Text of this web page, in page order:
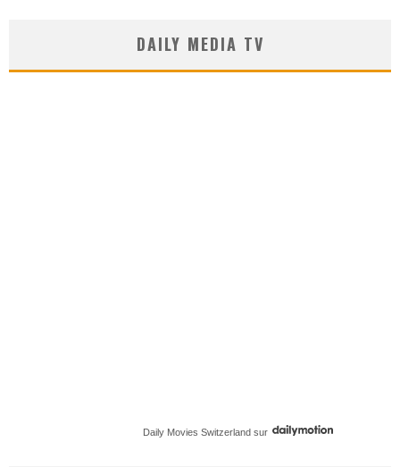
DAILY MEDIA TV
Daily Movies Switzerland sur